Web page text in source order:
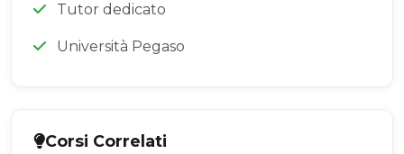
Tutor dedicato
Università Pegaso
Corsi Correlati